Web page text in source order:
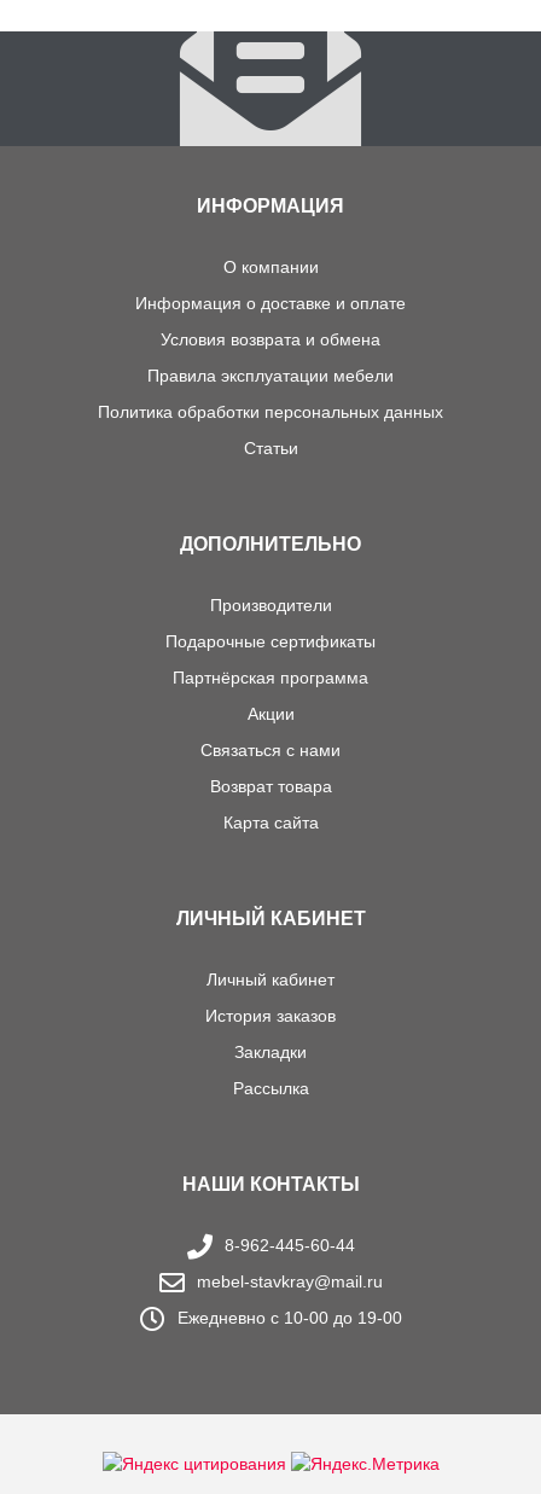
ИНФОРМАЦИЯ
О компании
Информация о доставке и оплате
Условия возврата и обмена
Правила эксплуатации мебели
Политика обработки персональных данных
Статьи
ДОПОЛНИТЕЛЬНО
Производители
Подарочные сертификаты
Партнёрская программа
Акции
Связаться с нами
Возврат товара
Карта сайта
ЛИЧНЫЙ КАБИНЕТ
Личный кабинет
История заказов
Закладки
Рассылка
НАШИ КОНТАКТЫ
8-962-445-60-44
mebel-stavkray@mail.ru
Ежедневно с 10-00 до 19-00